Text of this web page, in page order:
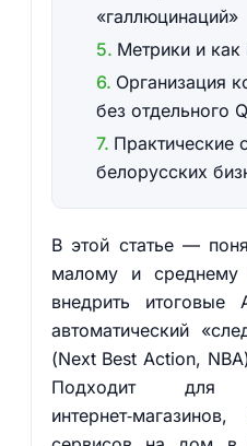
«галлюцинаций»
Метрики и как
Организация
без отдельного
Практические
белорусских
В этой статье —
малому и среднему
внедрить итоговые
автоматический
(Next Best Action,
Подходит для